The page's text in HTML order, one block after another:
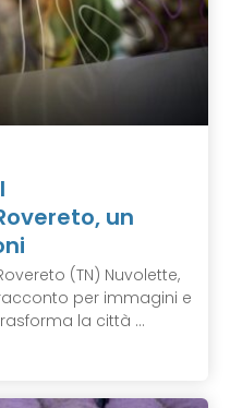
un
(TN) Nuvolette,
per immagini e
la città ...